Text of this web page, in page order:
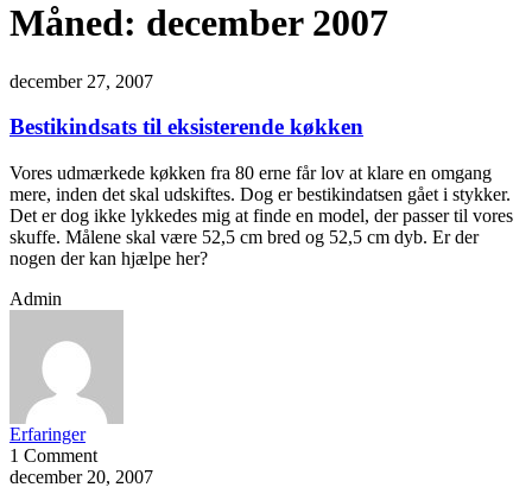
Måned: december 2007
december 27, 2007
Bestikindsats til eksisterende køkken
Vores udmærkede køkken fra 80 erne får lov at klare en omgang
mere, inden det skal udskiftes. Dog er bestikindatsen gået i stykker.
Det er dog ikke lykkedes mig at finde en model, der passer til vores
skuffe. Målene skal være 52,5 cm bred og 52,5 cm dyb. Er der
nogen der kan hjælpe her?
Admin
Erfaringer
1 Comment
december 20, 2007